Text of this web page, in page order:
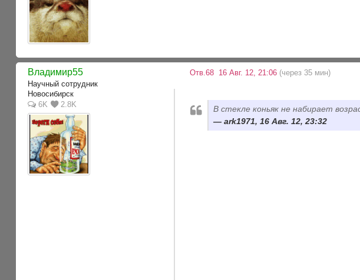
Владимир55
Научный сотрудник
Новосибирск
6K
2.8K
Отв.68 16 Авг. 12, 21:06 (через 35 мин)
В стекле коньяк не набирает
ark1971, 16 Авг. 12, 23:32